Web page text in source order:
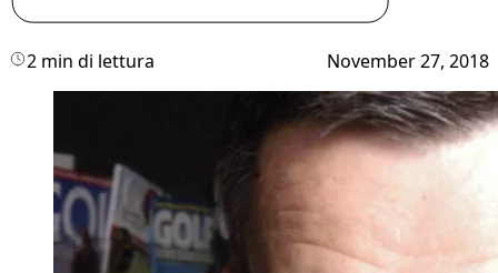
2 min di lettura November 27, 2018